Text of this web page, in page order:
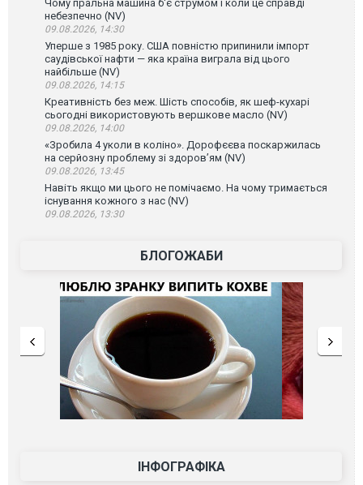
Чому пральна машина б'є струмом і коли це справді
небезпечно (NV)
09.08.2026, 14:30
Уперше з 1985 року. США повністю припинили імпорт
саудівської нафти — яка країна виграла від цього
найбільше (NV)
09.08.2026, 14:15
Креативність без меж. Шість способів, як шеф-кухарі
сьогодні використовують вершкове масло (NV)
09.08.2026, 14:00
«Зробила 4 уколи в коліно». Дорофєєва поскаржилась
на серйозну проблему зі здоров’ям (NV)
09.08.2026, 13:45
Навіть якщо ми цього не помічаємо. На чому тримається
існування кожного з нас (NV)
09.08.2026, 13:30
БЛОГОЖАБИ
ІНФОГРАФІКА